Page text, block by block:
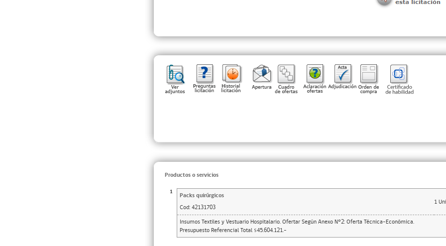
Productos o servicios
1 Packs quirúrgicos
1
Cod: 42131703
Insumos Textiles y Vestuario Hospitalario. Ofertar Según Anexo N°2: Oferta Técnica-Económica.
Presupuesto Referencial Total $45.604.121.-